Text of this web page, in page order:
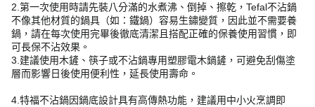
2.第一次使用時請先裝八分滿的水煮沸、倒掉、擦乾，Tefal不沾鍋
不像其他材質的鍋具（如：鐵鍋）容易生鏽變質，因此並不需要養
鍋，請在每次使用完畢後徹底清潔且搭配正確的保養使用習慣，即
可長保不沾效果。
3.建議使用木鏟、筷子或不沾鍋專用塑膠電木鍋鏟，可避免刮傷塗
層而影響日後使用便利性，延長使用壽命。
4.特福不沾鍋因鍋底設計具有高傳熱功能，建議用中小火烹調即